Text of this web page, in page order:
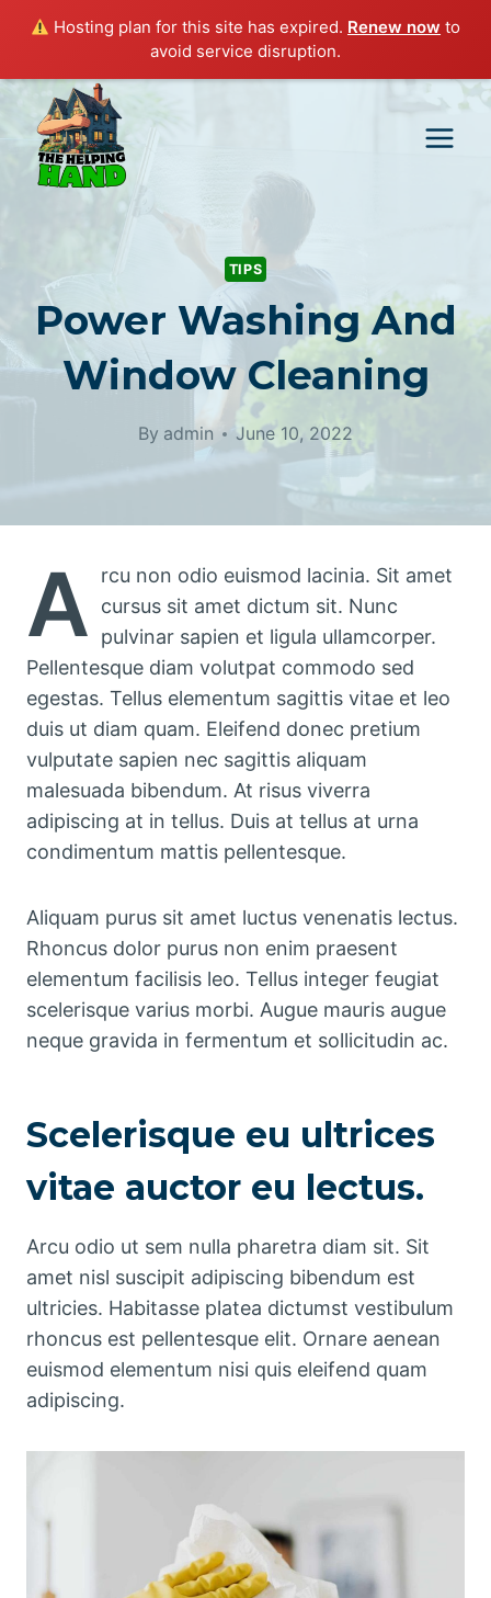
Hosting plan for this site has expired. Renew now to
avoid service disruption.
content
TIPS
Power Washing And
Window Cleaning
By admin June 10, 2022
A
rcu non odio euismod lacinia. Sit amet
cursus sit amet dictum sit. Nunc
pulvinar sapien et ligula ullamcorper.
Pellentesque diam volutpat commodo sed
egestas. Tellus elementum sagittis vitae et leo
duis ut diam quam. Eleifend donec pretium
vulputate sapien nec sagittis aliquam
malesuada bibendum. At risus viverra
adipiscing at in tellus. Duis at tellus at urna
condimentum mattis pellentesque.
Aliquam purus sit amet luctus venenatis lectus.
Rhoncus dolor purus non enim praesent
elementum facilisis leo. Tellus integer feugiat
scelerisque varius morbi. Augue mauris augue
neque gravida in fermentum et sollicitudin ac.
Scelerisque eu ultrices
vitae auctor eu lectus.
Arcu odio ut sem nulla pharetra diam sit. Sit
amet nisl suscipit adipiscing bibendum est
ultricies. Habitasse platea dictumst vestibulum
rhoncus est pellentesque elit. Ornare aenean
euismod elementum nisi quis eleifend quam
adipiscing.